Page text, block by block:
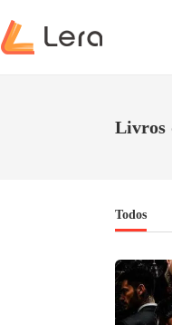
Livros
Todos